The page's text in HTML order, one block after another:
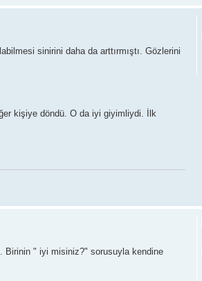
sinirini daha da arttırmıştı. Gözlerini
kişiye döndü. O da iyi giyimliydi. İlk
Birinin " iyi misiniz?" sorusuyla kendine